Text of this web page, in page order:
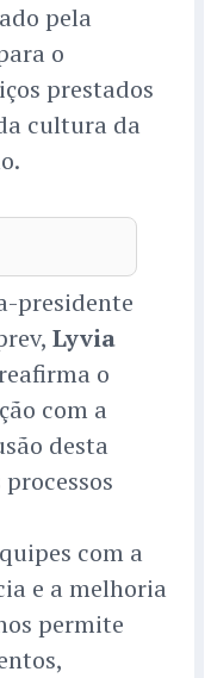
pela
o
prestados
cultura da
presidente
Lyvia
o
com a
desta
com a
e a melhoria
permite